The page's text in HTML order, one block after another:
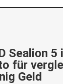
Sealion 5
für
Geld